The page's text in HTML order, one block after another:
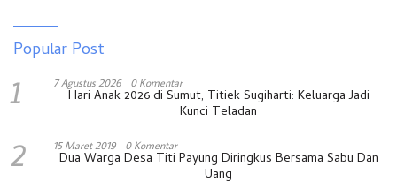
Popular Post
1 7 Agustus 2026 0 Komentar
Hari Anak 2026 di Sumut, Titiek Sugiharti: Keluarga Jadi
Kunci Teladan
2 15 Maret 2019 0 Komentar
Dua Warga Desa Titi Payung Diringkus Bersama Sabu Dan
Uang